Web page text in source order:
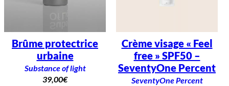
Brûme protectrice
urbaine
Substance of light
39,00€
Crème visage « Feel
free » SPF50 –
SeventyOne Percent
SeventyOne Percent